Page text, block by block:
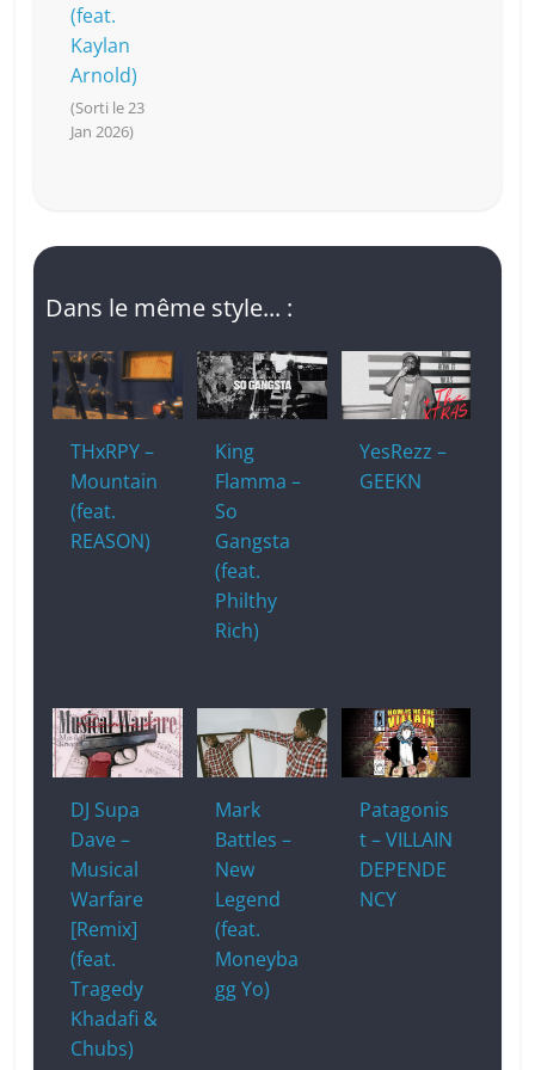
(feat.
Kaylan
Arnold)
(Sorti le 23
Jan 2026)
Dans le même style... :
THxRPY –
Mountain
(feat.
REASON)
King
Flamma –
So
Gangsta
(feat.
Philthy
Rich)
YesRezz –
GEEKN
DJ Supa
Dave –
Musical
Warfare
[Remix]
(feat.
Tragedy
Khadafi &
Chubs)
Mark
Battles –
New
Legend
(feat.
Moneyba
gg Yo)
Patagonis
t – VILLAIN
DEPENDE
NCY